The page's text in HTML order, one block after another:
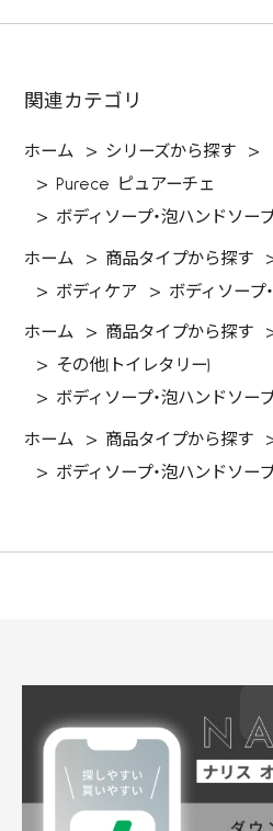
関連カテゴリ
ホーム > シリーズから探す >
>
Purece ピュアーチェ
> ボディソープ・泡ハンドソー
ホーム > 商品タイプから探す
> ボディケア > ボディソープ
ホーム > 商品タイプから探す
>
その他(トイレタリー)
> ボディソープ・泡ハンドソー
ホーム > 商品タイプから探す
> ボディソープ・泡ハンドソー